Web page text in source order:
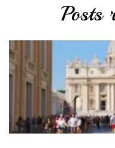
Posts